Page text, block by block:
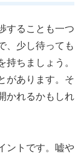
することも一つ
、少し待っても
持ちましょう。
があります。そ
かれるかもしれ
ントです。嘘や